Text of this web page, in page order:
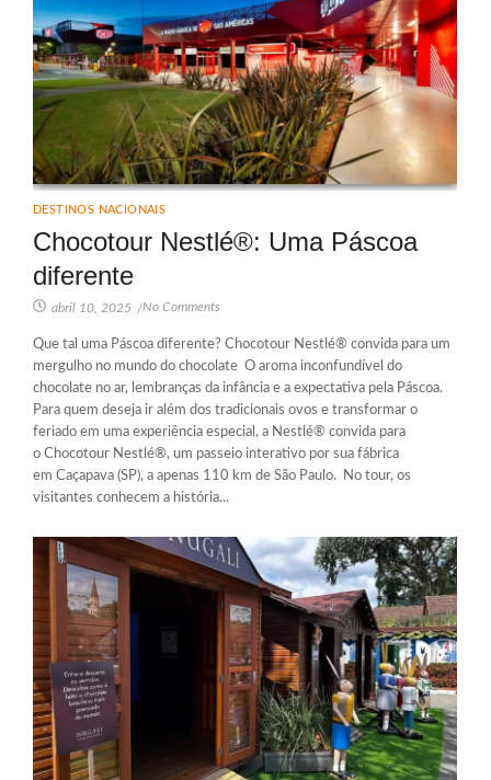
DESTINOS NACIONAIS
Chocotour Nestlé®: Uma Páscoa
diferente
abril 10, 2025 /No Comments
Que tal uma Páscoa diferente? Chocotour Nestlé® convida para um
mergulho no mundo do chocolate O aroma inconfundível do
chocolate no ar, lembranças da infância e a expectativa pela Páscoa.
Para quem deseja ir além dos tradicionais ovos e transformar o
feriado em uma experiência especial, a Nestlé® convida para
o Chocotour Nestlé®, um passeio interativo por sua fábrica
em Caçapava (SP), a apenas 110 km de São Paulo. No tour, os
visitantes conhecem a história...